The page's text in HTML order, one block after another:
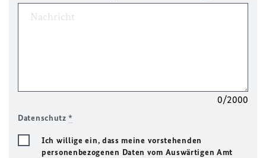
0/2000
Datenschutz*
Ich willige ein, dass meine vorstehenden
personenbezogenen Daten vom Auswärtigen Amt